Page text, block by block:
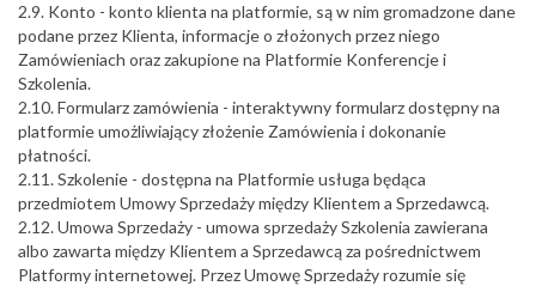
2.9. Konto - konto klienta na platformie, są w nim gromadzone dane
podane przez Klienta, informacje o złożonych przez niego
Zamówieniach oraz zakupione na Platformie Konferencje i
Szkolenia.
2.10. Formularz zamówienia - interaktywny formularz dostępny na
platformie umożliwiający złożenie Zamówienia i dokonanie
płatności.
2.11. Szkolenie - dostępna na Platformie usługa będąca
przedmiotem Umowy Sprzedaży między Klientem a Sprzedawcą.
2.12. Umowa Sprzedaży - umowa sprzedaży Szkolenia zawierana
albo zawarta między Klientem a Sprzedawcą za pośrednictwem
Platformy internetowej. Przez Umowę Sprzedaży rozumie się